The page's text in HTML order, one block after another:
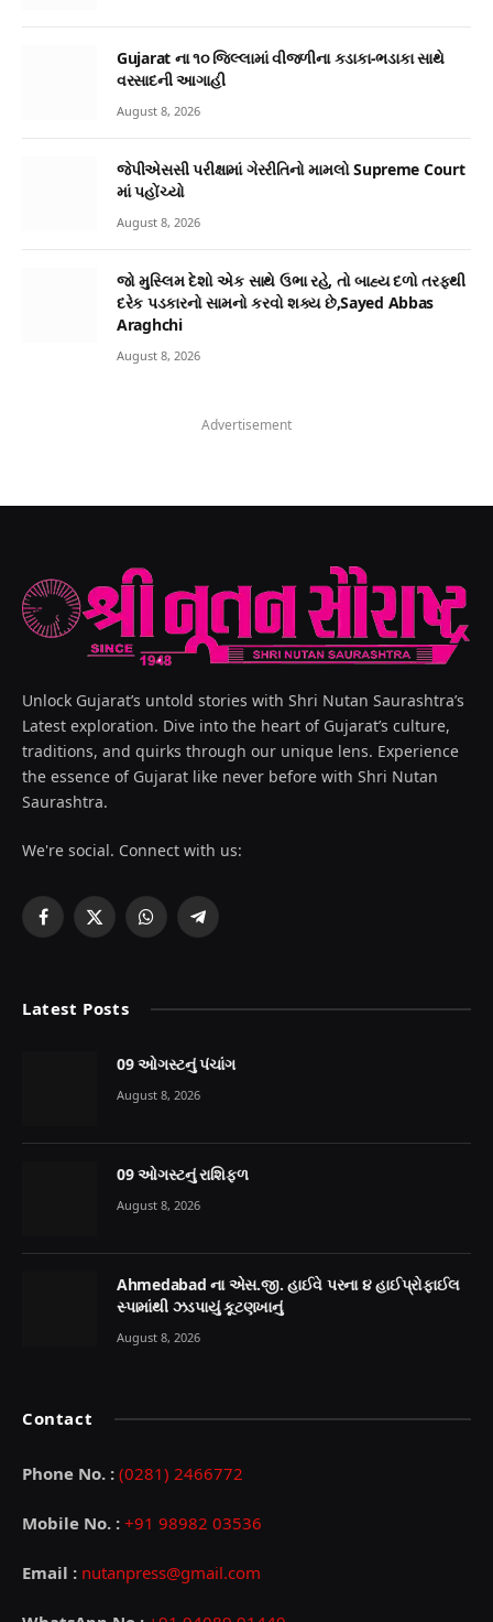
Gujarat ના ૧૦ જિલ્લામાં વીજળીના કડાકા-ભડાકા સાથે
વરસાદની આગાહી
August 8, 2026
જેપીએસસી પરીક્ષામાં ગેરરીતિનો મામલો Supreme Court
માં પહોંચ્યો
August 8, 2026
જો મુસ્લિમ દેશો એક સાથે ઉભા રહે, તો બાહ્ય દળો તરફથી
દરેક પડકારનો સામનો કરવો શક્ય છે,Sayed Abbas
Araghchi
August 8, 2026
Advertisement
Unlock Gujarat’s untold stories with Shri Nutan Saurashtra’s
Latest exploration. Dive into the heart of Gujarat’s culture,
traditions, and quirks through our unique lens. Experience
the essence of Gujarat like never before with Shri Nutan
Saurashtra.
We're social. Connect with us:
Facebook
X
WhatsAppTelegram
Latest Posts
09 ઓગસ્ટનું પંચાંગ
August 8, 2026
09 ઓગસ્ટનું રાશિફળ
August 8, 2026
Ahmedabad ના એસ.જી. હાઈવે પરના ૪ હાઈપ્રોફાઈલ
સ્પામાંથી ઝડપાયું કૂટણખાનું
August 8, 2026
Contact
Phone No. : (0281) 2466772
Mobile No. : +91 98982 03536
Email : nutanpress@gmail.com